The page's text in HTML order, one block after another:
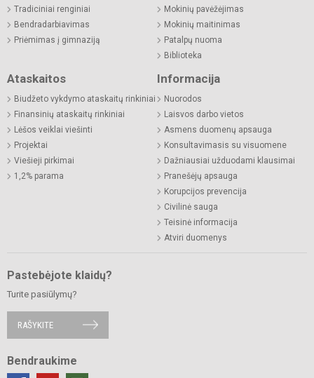
Tradiciniai renginiai
Bendradarbiavimas
Priėmimas į gimnaziją
Mokinių pavėžėjimas
Mokinių maitinimas
Patalpų nuoma
Biblioteka
Ataskaitos
Biudžeto vykdymo ataskaitų rinkiniai
Finansinių ataskaitų rinkiniai
Lėšos veiklai viešinti
Projektai
Viešieji pirkimai
1,2% parama
Informacija
Nuorodos
Laisvos darbo vietos
Asmens duomenų apsauga
Konsultavimasis su visuomene
Dažniausiai užduodami klausimai
Pranešėjų apsauga
Korupcijos prevencija
Civilinė sauga
Teisinė informacija
Atviri duomenys
Pastebėjote klaidų?
Turite pasiūlymų?
RAŠYKITE
Bendraukime